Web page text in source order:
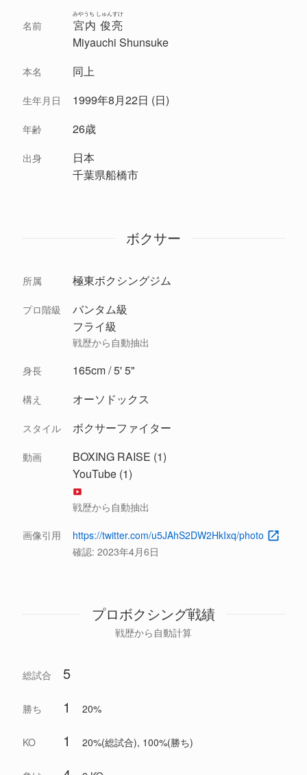
名前 宮内 俊亮
みやうち しゅんすけ
Miyauchi Shunsuke
本名 同上
生年月日 1999年8月22日 (日)
年齢 26歳
出身
日本
千葉県船橋市
ボクサー
所属 極東ボクシングジム
プロ階級
バンタム級
フライ級
戦歴から自動抽出
身長 165cm / 5' 5"
構え オーソドックス
スタイル ボクサーファイター
動画
BOXING RAISE (1)
YouTube (1)
戦歴から自動抽出
画像引用
https://twitter.com/u5JAhS2DW2HkIxq/photo
確認: 2023年4月6日
プロボクシング戦績
戦歴から自動計算
総試合 5
勝ち 1 20%
KO 1 20%(総試合), 100%(勝ち)